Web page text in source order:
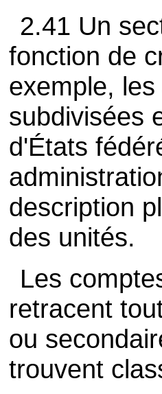
2.41 Un
fonction de
exemple,
subdivisées
d'États
description
des unités.
Les
retracent
ou
trouvent